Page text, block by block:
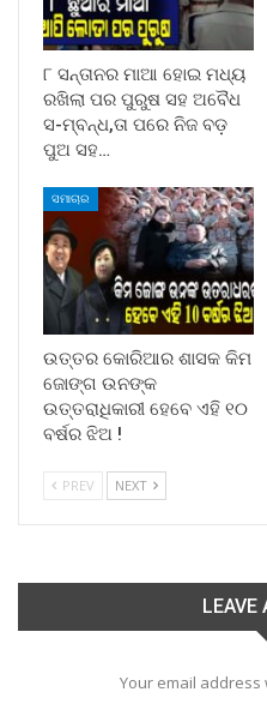
୮ ସନ୍ତାନର ମାଆ ହୋଇ ମଧ୍ୟ
ରଖିଲା ପର ପୁରୁଷ ସହ ଅବୈଧ
ସ-ମ୍ବନ୍ଧ,ତା ପରେ ନିଜ ବଡ଼
ପୁଅ ସହ…
ସମାଚାର
ଉତ୍ତର କୋରିଆର ଶାସକ କିମ
ଜୋଙ୍ଗ ଉନଙ୍କ
ଉତ୍ତରାଧିକାରୀ ହେବେ ଏହି ୧୦
ବର୍ଷର ଝିଅ !
PREV NEXT
LEAVE
Your email